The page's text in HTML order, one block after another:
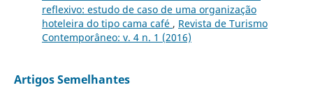
reflexivo: estudo de caso de uma organização
hoteleira do tipo cama café , Revista de Turismo
Contemporâneo: v. 4 n. 1 (2016)
Artigos Semelhantes